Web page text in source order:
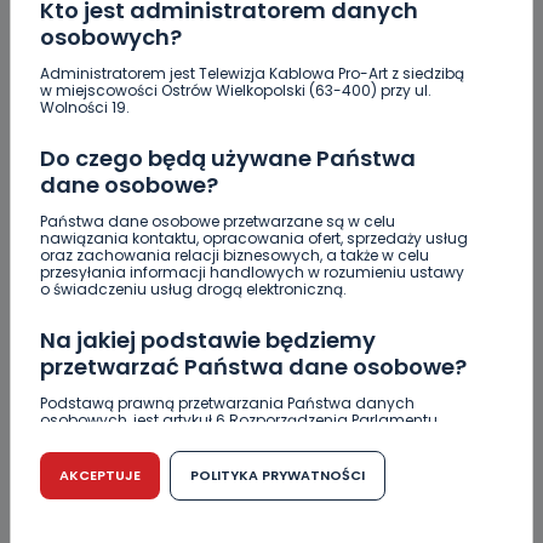
Kto jest administratorem danych
osobowych?
Administratorem jest Telewizja Kablowa Pro-Art z siedzibą
w miejscowości Ostrów Wielkopolski (63-400) przy ul.
Wolności 19.
Do czego będą używane Państwa
dane osobowe?
Państwa dane osobowe przetwarzane są w celu
nawiązania kontaktu, opracowania ofert, sprzedaży usług
oraz zachowania relacji biznesowych, a także w celu
przesyłania informacji handlowych w rozumieniu ustawy
o świadczeniu usług drogą elektroniczną.
Na jakiej podstawie będziemy
przetwarzać Państwa dane osobowe?
Podstawą prawną przetwarzania Państwa danych
osobowych, jest artykuł 6 Rozporządzenia Parlamentu
r. w sprawie ochrony osób fizycznych w związku z
przetwarzaniem danych osobowych w sprawie
swobodnego przepływu takich danych oraz uchylenia
dyrektywy 95/46/WE (RODO).
AKCEPTUJE POLITYKA PRYWATNOŚCI
07.08.2026 20:56